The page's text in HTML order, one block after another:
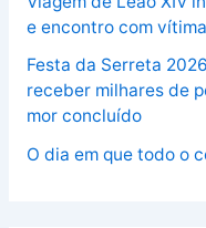
e encontro com
Festa da Serreta
receber milhares de
mor concluído
O dia em que todo o